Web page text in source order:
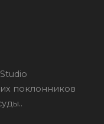
поклонников